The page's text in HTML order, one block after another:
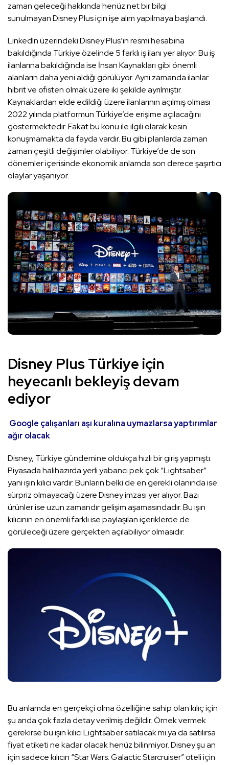
zaman geleceği hakkında henüz net bir bilgi
sunulmayan Disney Plus için işe alım yapılmaya başlandı.
LinkedIn üzerindeki Disney Plus’ın resmi hesabına
bakıldığında Türkiye özelinde 5 farklı iş ilanı yer alıyor. Bu iş
ilanlarına bakıldığında ise İnsan Kaynakları gibi önemli
alanların daha yeni aldığı görülüyor. Aynı zamanda ilanlar
hibrit ve ofisten olmak üzere iki şekilde ayrılmıştır.
Kaynaklardan elde edildiği üzere ilanlarının açılmış olması
2022 yılında platformun Türkiye’de erişime açılacağını
göstermektedir. Fakat bu konu ile ilgili olarak kesin
konuşmamakta da fayda vardır. Bu gibi planlarda zaman
zaman çeşitli değişimler olabiliyor. Türkiye’de de son
dönemler içerisinde ekonomik anlamda son derece şaşırtıcı
olaylar yaşanıyor.
Disney Plus Türkiye için
heyecanlı bekleyiş devam
ediyor
Google çalışanları aşı kuralına uymazlarsa yaptırımlar
ağır olacak
Disney, Türkiye gündemine oldukça hızlı bir giriş yapmıştı.
Piyasada halihazırda yerli yabancı pek çok “Lightsaber”
yani ışın kılıcı vardır. Bunların belki de en gerekli olanında ise
sürpriz olmayacağı üzere Disney imzası yer alıyor. Bazı
ürünler ise uzun zamandır gelişim aşamasındadır. Bu ışın
kılıcının en önemli farklı ise paylaşılan içeriklerde de
görüleceği üzere gerçekten açılabiliyor olmasıdır.
Bu anlamda en gerçekçi olma özelliğine sahip olan kılıç için
şu anda çok fazla detay verilmiş değildir. Örnek vermek
gerekirse bu ışın kılıcı Lightsaber satılacak mı ya da satılırsa
fiyat etiketi ne kadar olacak henüz bilinmiyor. Disney şu an
için sadece kılıcın “Star Wars: Galactic Starcruiser” oteli için